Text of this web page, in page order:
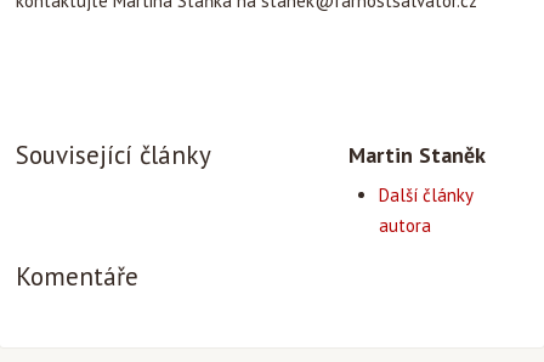
Související články Martin Staněk
Další články
autora
Komentáře